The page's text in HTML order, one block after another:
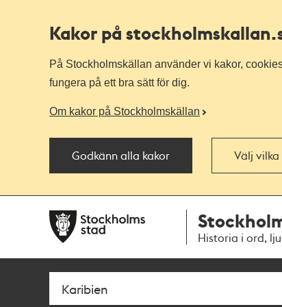
Kakor på stockholmskallan
På Stockholmskällan använder vi kakor,
fungera på ett bra sätt för dig.
Om kakor på Stockholmskällan
Godkänn alla kakor Välj
navigationen
huvudinnehållet
Historia i ord,
Sök